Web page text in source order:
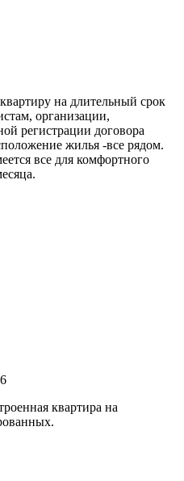
на длительный срок
организации,
регистрации договора
жилья -все рядом.
все для комфортного
квартира на